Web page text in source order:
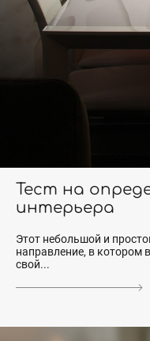
Тест на
интерьера
Этот небольшой и
направление, в котором
свой...